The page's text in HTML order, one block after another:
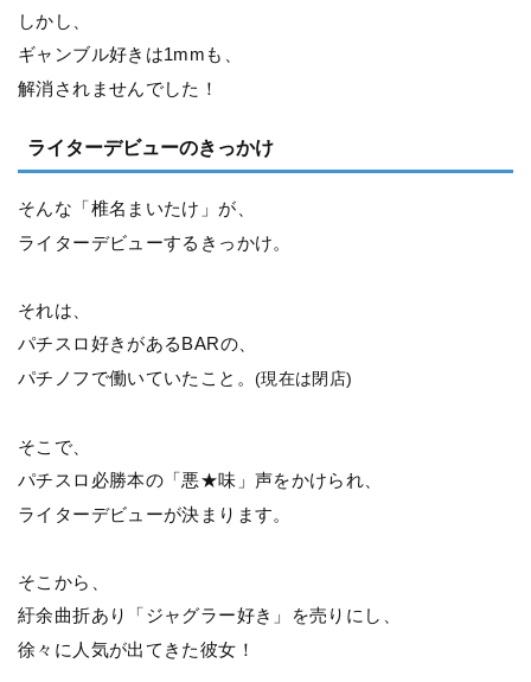
しかし、
ギャンブル好きは1mmも、
解消されませんでした！
ライターデビューのきっかけ
そんな「椎名まいたけ」が、
ライターデビューするきっかけ。
それは、
パチスロ好きがあるBARの、
パチノフで働いていたこと。 (現在は閉店)
そこで、
パチスロ必勝本の「悪★味」声をかけられ、
ライターデビューが決まります。
そこから、
紆余曲折あり「ジャグラー好き」を売りにし、
徐々に人気が出てきた彼女！